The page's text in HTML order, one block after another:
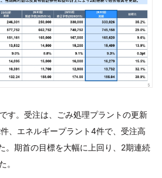
す。受注は、ごみ処理プラントの更新
、エネルギープラント4件で、受注高
。期首の目標を大幅に上回り、2期連続
。